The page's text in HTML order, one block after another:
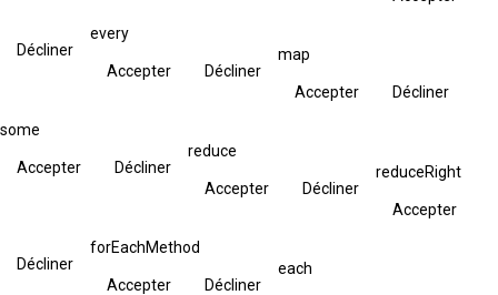
Décliner
every
Accepter Décliner
map
Accepter Décliner
some
Accepter Décliner
reduce
Accepter Décliner
reduceRight
Accepter
Décliner
forEachMethod
Accepter Décliner
each